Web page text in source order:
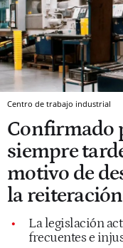
Centro de trabajo industrial
Confirmado
siempre
motivo de
la
La legislación
frecuentes e